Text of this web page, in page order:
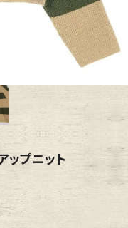
から探す
ップニット